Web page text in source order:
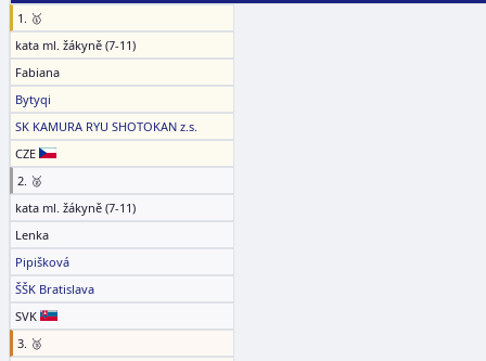
1. 🥇
kata ml. žákyně (7-11)
Fabiana
Bytyqi
SK KAMURA RYU SHOTOKAN z.s.
CZE
2. 🥈
kata ml. žákyně (7-11)
Lenka
Pipišková
ŠŠK Bratislava
SVK
3. 🥉